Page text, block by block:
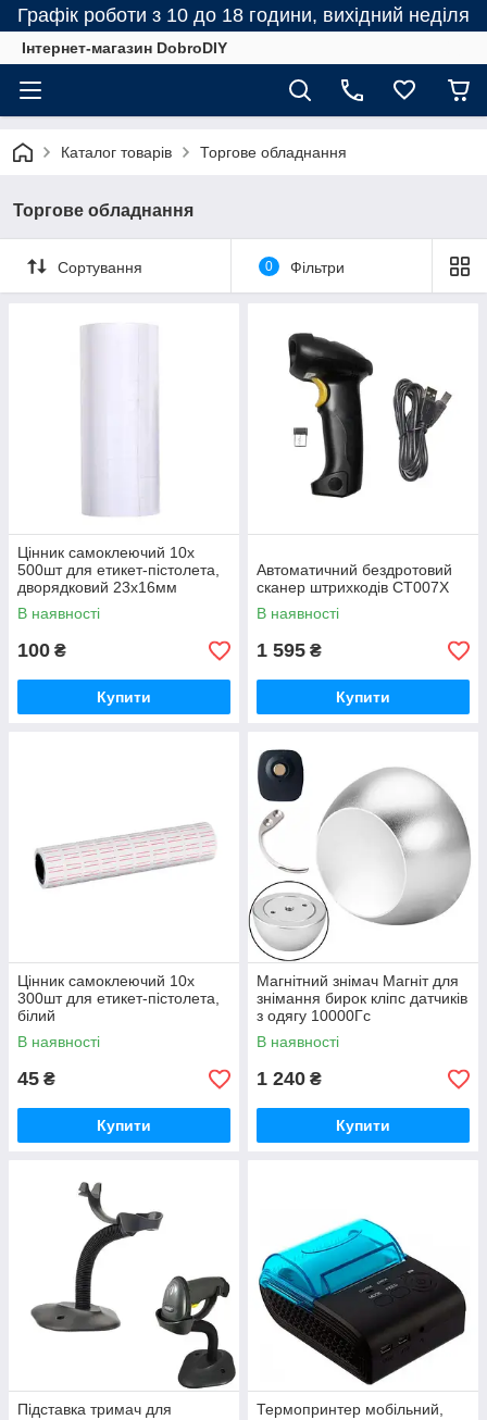
Графік роботи з 10 до 18 години, вихідний неділя
Інтернет-магазин DobroDIY
Каталог товарів Торгове обладнання
Торгове обладнання
Сортування 0 Фільтри
Цінник самоклеючий 10x
500шт для етикет-пістолета,
дворядковий 23х16мм
В наявності
100 ₴
Купити
Автоматичний бездротовий
сканер штрихкодів CT007X
В наявності
1 595 ₴
Купити
Цінник самоклеючий 10x
300шт для етикет-пістолета,
білий
В наявності
45 ₴
Купити
Магнітний знімач Магніт для
знімання бирок кліпс датчиків
з одягу 10000Гс
В наявності
1 240 ₴
Купити
Підставка тримач для
Термопринтер мобільний,